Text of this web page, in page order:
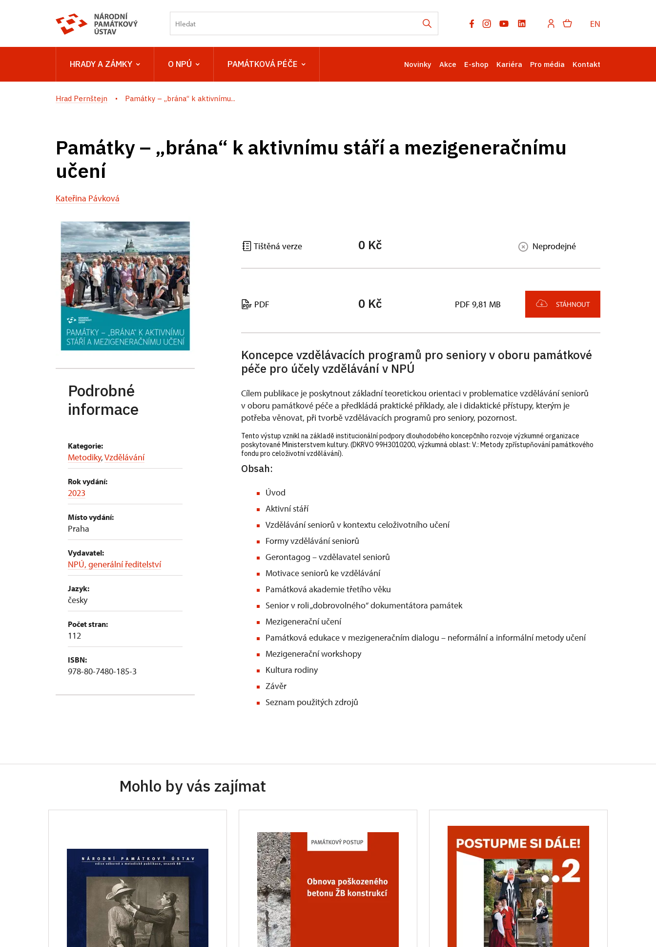
EN
HRADY A ZÁMKY O NPÚ PAMÁTKOVÁ PÉČE Novinky Akce E-shop Kariéra Pro média Kontakt
Hrad Pernštejn Památky – „brána“ k aktivnímu...
Památky – „brána“ k aktivnímu stáří a mezigeneračnímu
učení
Kateřina Pávková
Podrobné
informace
Kategorie:
Metodiky,Vzdělávání
Rok vydání:
2023
Místo vydání:
Praha
Vydavatel:
NPÚ, generální ředitelství
Jazyk:
česky
Počet stran:
112
ISBN:
978-80-7480-185-3
Tištěná verze 0 Kč Neprodejné
PDF 0 Kč PDF 9,81 MB STÁHNOUT
Koncepce vzdělávacích programů pro seniory v oboru památkové
péče pro účely vzdělávání v NPÚ
Cílem publikace je poskytnout základní teoretickou orientaci v problematice vzdělávání seniorů
v oboru památkové péče a předkládá praktické příklady, ale i didaktické přístupy, kterým je
potřeba věnovat, při tvorbě vzdělávacích programů pro seniory, pozornost.
Tento výstup vznikl na základě institucionální podpory dlouhodobého koncepčního rozvoje výzkumné organizace
poskytované Ministerstvem kultury. (DKRVO 99H3010200, výzkumná oblast: V.: Metody zpřístupňování památkového
fondu pro celoživotní vzdělávání).
Obsah:
Úvod
Aktivní stáří
Vzdělávání seniorů v kontextu celoživotního učení
Formy vzdělávání seniorů
Gerontagog – vzdělavatel seniorů
Motivace seniorů ke vzdělávání
Památková akademie třetího věku
Senior v roli „dobrovolného“ dokumentátora památek
Mezigenerační učení
Památková edukace v mezigeneračním dialogu – neformální a informální metody učení
Mezigenerační workshopy
Kultura rodiny
Závěr
Seznam použitých zdrojů
Mohlo by vás zajímat